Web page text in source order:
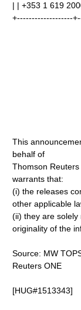
| | +353 1 619
+-------------------
This
behalf of
Thomson
warrants that:
(i) the releases
other applicable
(ii) they are
originality of the
Source: MW
Reuters ONE
[HUG#1513343]